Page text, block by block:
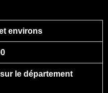
environs
le département